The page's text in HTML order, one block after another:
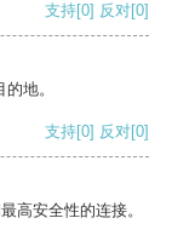
支持[0] 反对[0]
地。
支持[0] 反对[0]
高安全性的连接。